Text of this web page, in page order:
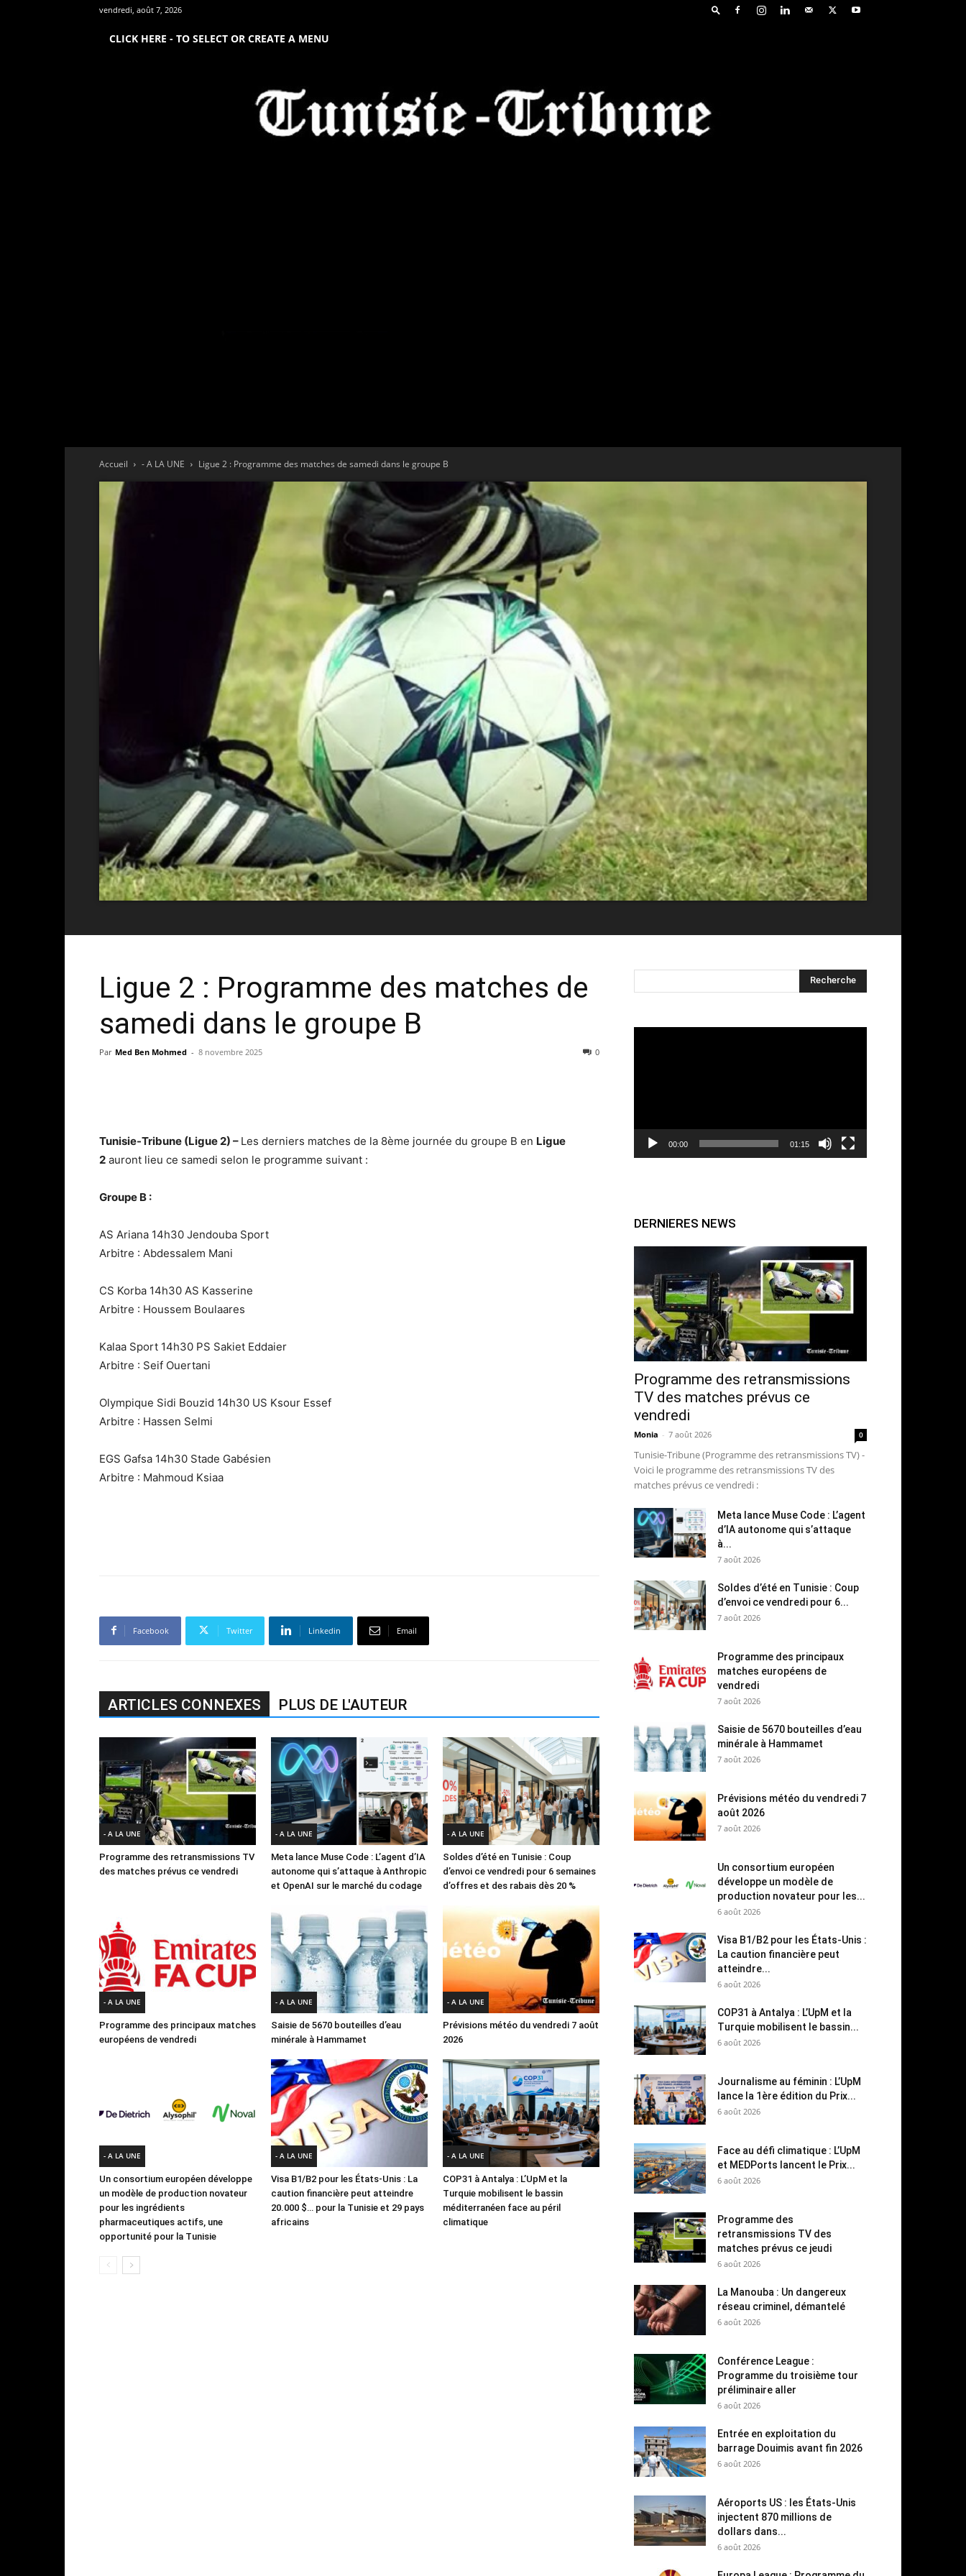
vendredi, août 7, 2026
CLICK HERE - TO SELECT OR CREATE A MENU
Accueil - A LA UNE Ligue 2 : Programme des matches de samedi dans le groupe B
Ligue 2 : Programme des matches de
samedi dans le groupe B
Par Med Ben Mohmed - 8 novembre 2025 0
Tunisie-Tribune (Ligue 2) – Les derniers matches de la 8ème journée du groupe B en Ligue
2 auront lieu ce samedi selon le programme suivant :
Groupe B :
AS Ariana 14h30 Jendouba Sport
Arbitre : Abdessalem Mani
CS Korba 14h30 AS Kasserine
Arbitre : Houssem Boulaares
Kalaa Sport 14h30 PS Sakiet Eddaier
Arbitre : Seif Ouertani
Olympique Sidi Bouzid 14h30 US Ksour Essef
Arbitre : Hassen Selmi
EGS Gafsa 14h30 Stade Gabésien
Arbitre : Mahmoud Ksiaa
Facebook Twitter Linkedin Email
ARTICLES CONNEXES PLUS DE L'AUTEUR
- A LA UNE
Programme des retransmissions TV
des matches prévus ce vendredi
- A LA UNE
Meta lance Muse Code : L’agent d’IA
autonome qui s’attaque à Anthropic
et OpenAI sur le marché du codage
- A LA UNE
Soldes d’été en Tunisie : Coup
d’envoi ce vendredi pour 6 semaines
d’offres et des rabais dès 20 %
- A LA UNE
Programme des principaux matches
européens de vendredi
- A LA UNE
Saisie de 5670 bouteilles d’eau
minérale à Hammamet
- A LA UNE
Prévisions météo du vendredi 7 août
2026
- A LA UNE
Un consortium européen développe
un modèle de production novateur
pour les ingrédients
pharmaceutiques actifs, une
opportunité pour la Tunisie
- A LA UNE
Visa B1/B2 pour les États-Unis : La
caution financière peut atteindre
20.000 $… pour la Tunisie et 29 pays
africains
- A LA UNE
COP31 à Antalya : L’UpM et la
Turquie mobilisent le bassin
méditerranéen face au péril
climatique
00:00 01:15
DERNIERES NEWS
Programme des retransmissions
TV des matches prévus ce
vendredi
Monia - 7 août 2026 0
Tunisie-Tribune (Programme des retransmissions TV) -
Voici le programme des retransmissions TV des
matches prévus ce vendredi :
Meta lance Muse Code : L’agent
d’IA autonome qui s’attaque
à...
7 août 2026
Soldes d’été en Tunisie : Coup
d’envoi ce vendredi pour 6...
7 août 2026
Programme des principaux
matches européens de
vendredi
7 août 2026
Saisie de 5670 bouteilles d’eau
minérale à Hammamet
7 août 2026
Prévisions météo du vendredi 7
août 2026
7 août 2026
Un consortium européen
développe un modèle de
production novateur pour les...
6 août 2026
Visa B1/B2 pour les États-Unis :
La caution financière peut
atteindre...
6 août 2026
COP31 à Antalya : L’UpM et la
Turquie mobilisent le bassin...
6 août 2026
Journalisme au féminin : L’UpM
lance la 1ère édition du Prix...
6 août 2026
Face au défi climatique : L’UpM
et MEDPorts lancent le Prix...
6 août 2026
Programme des
retransmissions TV des
matches prévus ce jeudi
6 août 2026
La Manouba : Un dangereux
réseau criminel, démantelé
6 août 2026
Conférence League :
Programme du troisième tour
préliminaire aller
6 août 2026
Entrée en exploitation du
barrage Douimis avant fin 2026
6 août 2026
Aéroports US : les États-Unis
injectent 870 millions de
dollars dans...
6 août 2026